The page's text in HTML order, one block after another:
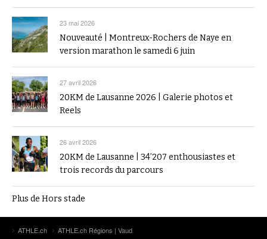
23 mai 2026
Nouveauté | Montreux-Rochers de Naye en
version marathon le samedi 6 juin
27 avril 2026
20KM de Lausanne 2026 | Galerie photos et
Reels
26 avril 2026
20KM de Lausanne | 34’207 enthousiastes et
trois records du parcours
Plus de Hors stade
ATHLE.ch
ATHLE.ch Régions | Vaud